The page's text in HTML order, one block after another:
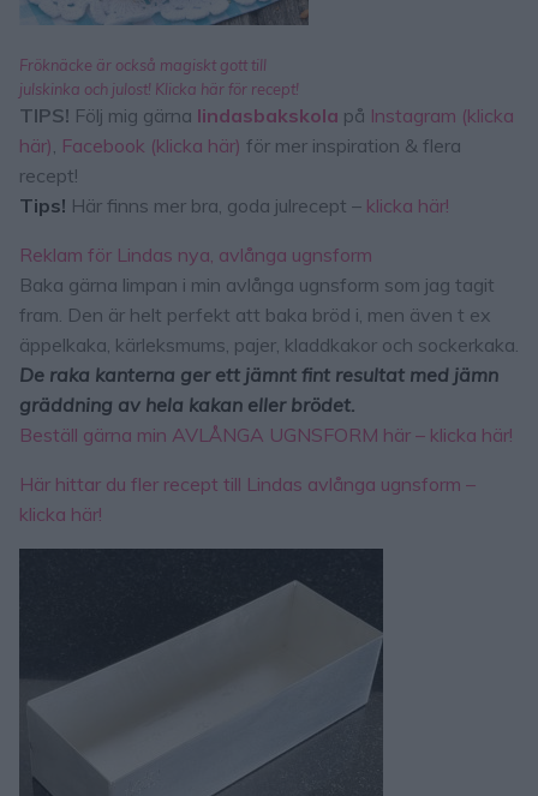
Fröknäcke är också magiskt gott till
julskinka och julost! Klicka här för recept!
TIPS! Följ mig gärna lindasbakskola på Instagram (klicka
här) Facebook (klicka här) för mer inspiration & flera
recept!
Tips! Här finns mer bra, goda julrecept – klicka här!
Reklam för Lindas nya, avlånga ugnsform
Baka gärna limpan i min avlånga ugnsform som jag tagit
fram. Den är helt perfekt att baka bröd i, men även t ex
äppelkaka, kärleksmums, pajer, kladdkakor och sockerkaka.
De raka kanterna ger ett jämnt fint resultat med jämn
gräddning av hela kakan eller brödet.
Beställ gärna min AVLÅNGA UGNSFORM här – klicka här!
Här hittar du fler recept till Lindas avlånga ugnsform –
klicka här!